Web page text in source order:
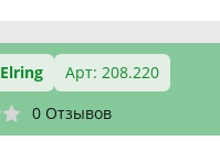
Elring
Арт: 208.220
0 Отзывов